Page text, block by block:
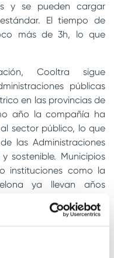
y se pueden cargar
El tiempo de
más de 3h, lo que
Cooltra sigue
públicas
en las provincias de
año la compañía ha
sector público, lo que
las Administraciones
sostenible. Municipios
instituciones como la
ya llevan años
una tendencia que se